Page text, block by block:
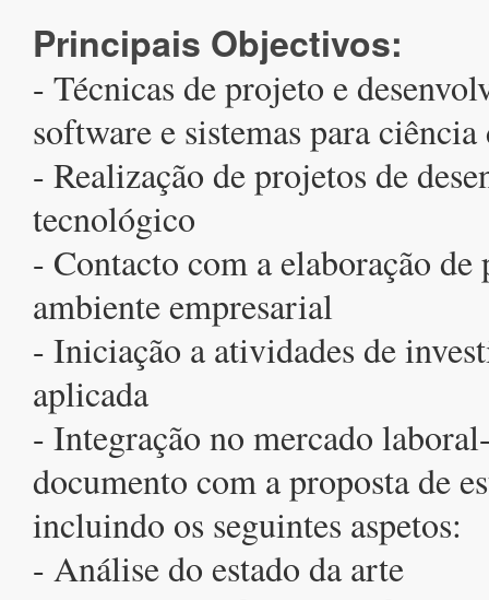
Principais Objectivos:
- Técnicas de projeto e
software e sistemas para ciência
- Realização de projetos de
tecnológico
- Contacto com a elaboração de
ambiente empresarial
- Iniciação a atividades de
aplicada
- Integração no mercado
documento com a proposta de
incluindo os seguintes aspetos:
- Análise do estado da arte